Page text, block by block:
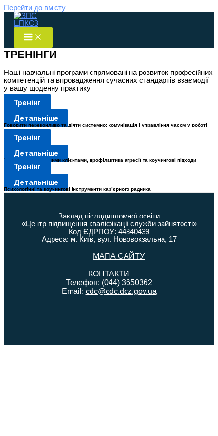
Перейти до вмісту
ТРЕНІНГИ
Наші навчальні програми спрямовані на розвиток професійних
компетенцій та впровадження сучасних стандартів взаємодії
у вашу щоденну практику
Тренінг
Детальніше
Говорити переконливо та діяти системно: комунікація і управління часом у роботі
фахівця
Тренінг
Детальніше
Робота з конфліктними клієнтами, профілактика агресії та коучингові підходи
Тренінг
Детальніше
Психологічні та коучингові інструменти кар’єрного радника
Заклад післядипломної освіти
«Центр підвищення кваліфікації служби зайнятості»
Код ЄДРПОУ: 44840439
Адреса: м. Київ, вул. Нововокзальна, 17
МАПА САЙТУ
КОНТАКТИ
Телефон: (044) 3650362
Email: cdc@cdc.dcz.gov.ua